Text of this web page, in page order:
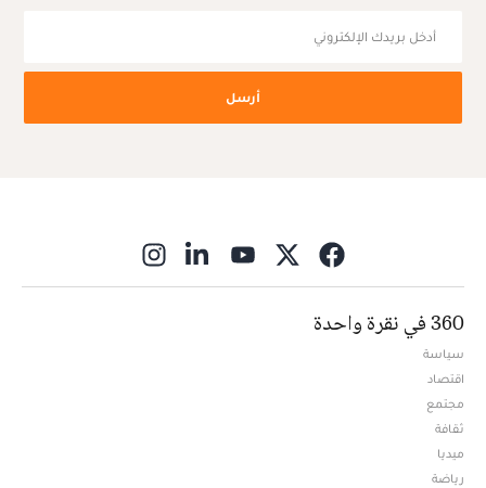
أرسل
360 في نقرة واحدة
سياسة
اقتصاد
مجتمع
ثقافة
ميديا
رياضة